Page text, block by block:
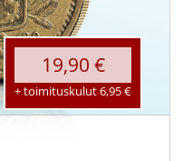
19,90 €
+ toimituskulut 6,95 €